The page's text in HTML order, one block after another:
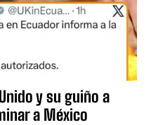
y su guiño a
a México